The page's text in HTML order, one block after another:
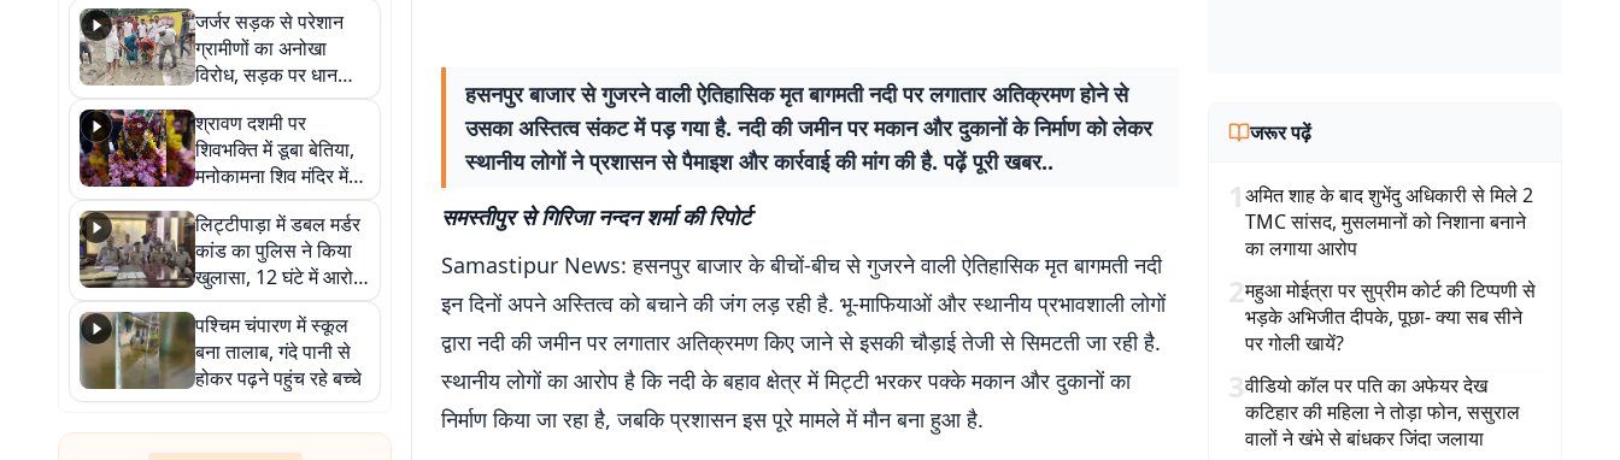
था तो किसी को बोलने की
नहीं थी हिम्मत
जर्जर सड़क से परेशान
ग्रामीणों का अनोखा
विरोध, सड़क पर धान
रोपकर और खाद डालकर
जताया आक्रोश
श्रावण दशमी पर
शिवभक्ति में डूबा बेतिया,
मनोकामना शिव मंदिर में
हुआ भव्य श्रृंगार
लिट्टीपाड़ा में डबल मर्डर
कांड का पुलिस ने किया
खुलासा, 12 घंटे में आरोपी
गिरफ्तार
पश्चिम चंपारण में स्कूल
बना तालाब, गंदे पानी से
होकर पढ़ने पहुंच रहे बच्चे
हसनपुर बाजार से गुजरने वाली ऐतिहासिक मृत बागमती नदी पर लगातार अतिक्रमण होने से
उसका अस्तित्व संकट में पड़ गया है. नदी की जमीन पर मकान और दुकानों के निर्माण को लेकर
स्थानीय लोगों ने प्रशासन से पैमाइश और कार्रवाई की मांग की है. पढ़ें पूरी खबर..
समस्तीपुर से गिरिजा नन्दन शर्मा की रिपोर्ट
Samastipur News: हसनपुर बाजार के बीचों-बीच से गुजरने वाली ऐतिहासिक मृत बागमती नदी
इन दिनों अपने अस्तित्व को बचाने की जंग लड़ रही है. भू-माफियाओं और स्थानीय प्रभावशाली लोगों
द्वारा नदी की जमीन पर लगातार अतिक्रमण किए जाने से इसकी चौड़ाई तेजी से सिमटती जा रही है.
स्थानीय लोगों का आरोप है कि नदी के बहाव क्षेत्र में मिट्टी भरकर पक्के मकान और दुकानों का
निर्माण किया जा रहा है, जबकि प्रशासन इस पूरे मामले में मौन बना हुआ है.
जरूर पढ़ें
1अमित शाह के बाद शुभेंदु अधिकारी से मिले 2
TMC सांसद, मुसलमानों को निशाना बनाने
का लगाया आरोप
2महुआ मोईत्रा पर सुप्रीम कोर्ट की टिप्पणी से
भड़के अभिजीत दीपके, पूछा- क्या सब सीने
पर गोली खायें?
3वीडियो कॉल पर पति का अफेयर देख
कटिहार की महिला ने तोड़ा फोन, ससुराल
वालों ने खंभे से बांधकर जिंदा जलाया